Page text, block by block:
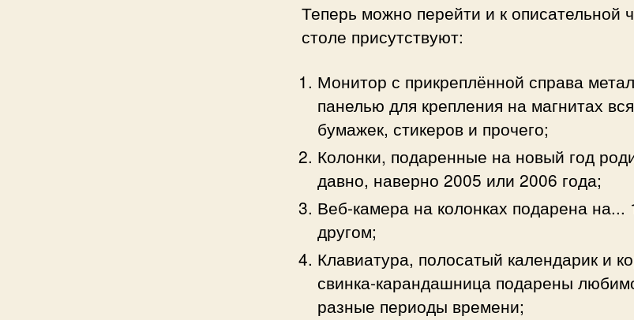
Теперь можно перейти и к описательной
столе присутствуют:
Монитор с прикреплённой справа
панелью для крепления на магнитах
бумажек, стикеров и прочего;
Колонки, подаренные на новый год
давно, наверно 2005 или 2006 года;
Веб-камера на колонках подарена
другом;
Клавиатура, полосатый календарик и
свинка-карандашница подарены
разные периоды времени;